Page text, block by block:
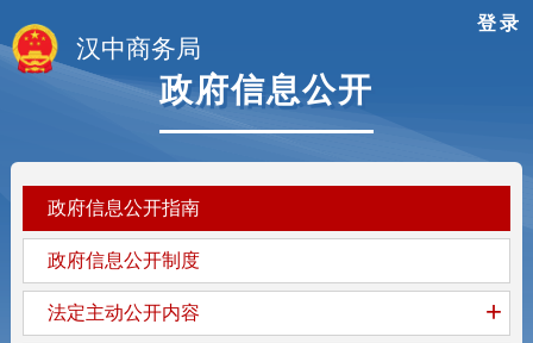
登录
汉中商务局
政府信息公开
政府信息公开指南
政府信息公开制度
法定主动公开内容 +